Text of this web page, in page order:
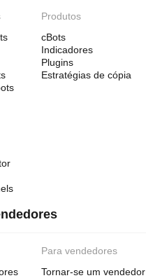
Produtos
cBots
Indicadores
Plugins
Estratégias de cópia
Para vendedores
Tornar-se um vendedor